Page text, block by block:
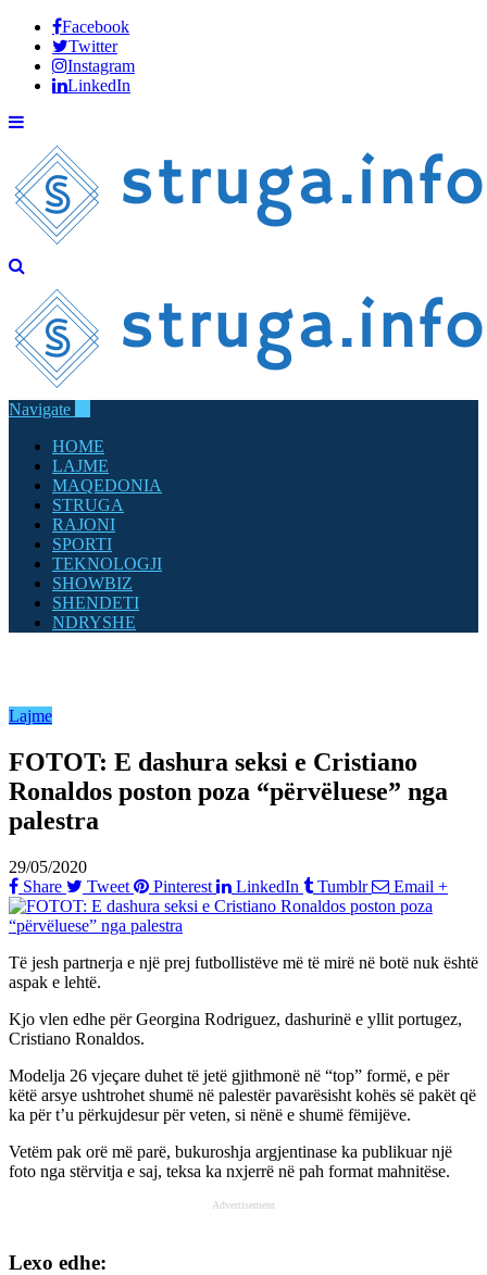
Facebook
Twitter
Instagram
LinkedIn
Navigate
HOME
LAJME
MAQEDONIA
STRUGA
RAJONI
SPORTI
TEKNOLOGJI
SHOWBIZ
SHENDETI
NDRYSHE
Lajme
FOTOT: E dashura seksi e Cristiano
Ronaldos poston poza “përvëluese” nga
palestra
29/05/2020
Share
Tweet Pinterest LinkedIn Tumblr Email +
Të jesh partnerja e një prej futbollistëve më të mirë në botë nuk është
aspak e lehtë.
Kjo vlen edhe për Georgina Rodriguez, dashurinë e yllit portugez,
Cristiano Ronaldos.
Modelja 26 vjeçare duhet të jetë gjithmonë në “top” formë, e për
këtë arsye ushtrohet shumë në palestër pavarësisht kohës së pakët që
ka për t’u përkujdesur për veten, si nënë e shumë fëmijëve.
Vetëm pak orë më parë, bukuroshja argjentinase ka publikuar një
foto nga stërvitja e saj, teksa ka nxjerrë në pah format mahnitëse.
Advertisement
Lexo edhe: